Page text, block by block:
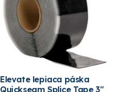
Elevate lepiaca páska
Quickseam Splice Tape 3"